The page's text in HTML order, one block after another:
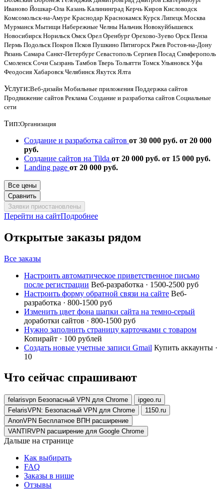
Иваново Йошкар-Ола Казань Калининград Керчь Киров Кисловодск
Комсомольск-на-Амуре Краснодар Краснокамск Курск Липецк Москва
Мурманск Мытищи Набережные Челны Нальчик Новокуйбышевск
Новосибирск Норильск Омск Орел Оренбург Орехово-Зуево Орск Пенза
Пермь Подольск Покров Псков Пушкино Пятигорск Ржев Ростов-на-Дону
Рязань Самара Санкт-Петербург Севастополь Сергиев Посад Симферополь
Смоленск Сочи Сызрань Тамбов Тверь Тольятти Томск Ульяновск Уфа
Феодосия Хабаровск Челябинск Якутск Ялта
Услуги:Веб-дизайн Мобильные приложения Поддержка сайтов
Продвижение сайтов Реклама Создание и разработка сайтов Социальные
сети
Тип:Организация
Создание и разработка сайтов от 30 000 руб. от 20 000
руб.
Создание сайтов на Tilda от 20 000 руб. от 15 000 руб.
Landing page от 20 000 руб.
Все цены
Сравнить
Заявки приостановлены
Перейти на сайтПодробнее
Открытые заказы рядом
Все заказы
Настроить автоматическое приветственное письмо
после регистрации Веб-разработка · 1500-2500 руб
Настроить форму обратной связи на сайте Веб-
разработка · 800-1500 руб
Изменить цвет фона шапки сайта на темно-серый
доработки сайтов · 800-1500 руб
Нужно заполнить страницу карточками с товаром
Копирайт · 100 рублей
Создать новые учетные записи Gmail Купить аккаунты ·
10
Что сейчас спрашивают
felarisvpn Безопасный VPN для Chrome
ipgeo.ru
FelarisVPN: Безопасный VPN для Chrome
1150.ru
AnonVPN Бесплатное ВПН расширение
VANTIRVPN расширение для Google Chrome
Дальше на странице
Как выбирать
FAQ
Заказы в нише
Отзывы